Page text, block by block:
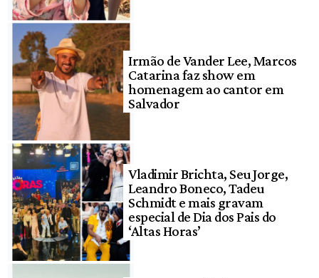
Irmão de Vander Lee, Marcos
Catarina faz show em
homenagem ao cantor em
Salvador
Vladimir Brichta, Seu Jorge,
Leandro Boneco, Tadeu
Schmidt e mais gravam
especial de Dia dos Pais do
‘Altas Horas’